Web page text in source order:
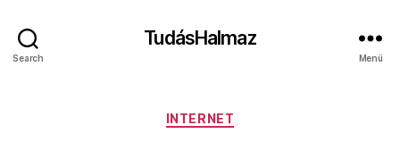
Search
TudásHalmaz
Menü
Kategóriák
INTERNET